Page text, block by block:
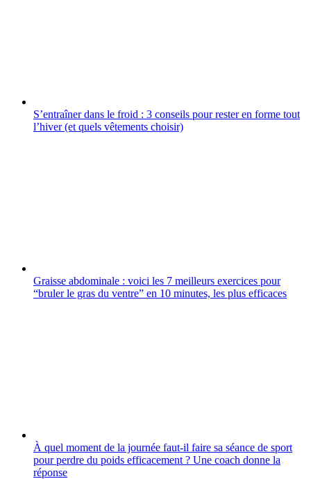
S’entraîner dans le froid : 3 conseils pour rester en forme tout
l’hiver (et quels vêtements choisir)
Graisse abdominale : voici les 7 meilleurs exercices pour
“bruler le gras du ventre” en 10 minutes, les plus efficaces
À quel moment de la journée faut-il faire sa séance de sport
pour perdre du poids efficacement ? Une coach donne la
réponse